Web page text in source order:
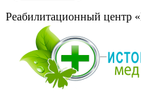
Реабилитационный центр